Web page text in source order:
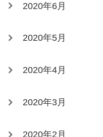
2020年6月
2020年5月
2020年4月
2020年3月
2020年2月